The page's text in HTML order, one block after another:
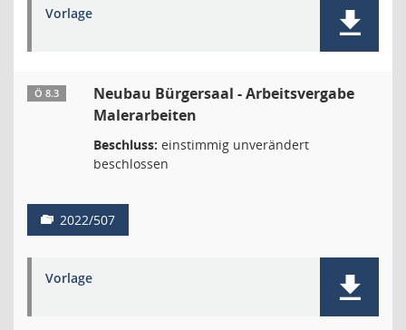
Vorlage
Ö 8.3
Neubau Bürgersaal - Arbeitsvergabe
Malerarbeiten
Beschluss: einstimmig unverändert
beschlossen
2022/507
Vorlage